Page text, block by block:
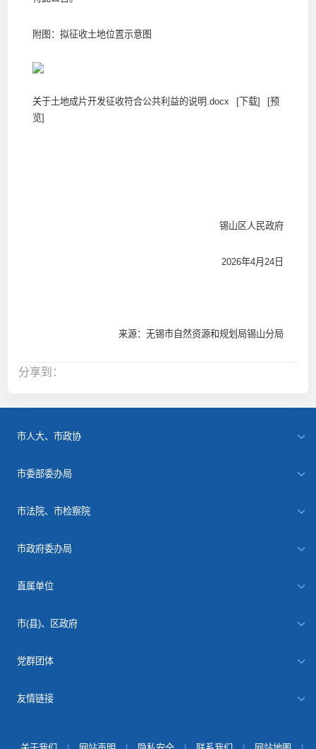
附图：拟征收土地位置示意图
关于土地成片开发征收符合公共利益的说明.docx [下载]
[预
览]
锡山区人民政府
2026年4月24日
来源：无锡市自然资源和规划局锡山分局
分享到：
市人大、市政协
市委部委办局
市法院、市检察院
市政府委办局
直属单位
市(县)、区政府
党群团体
友情链接